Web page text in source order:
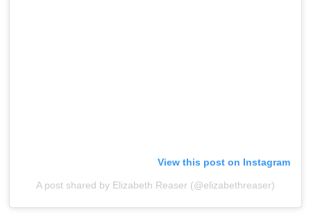
View this post on Instagram
A post shared by Elizabeth Reaser (@elizabethreaser)